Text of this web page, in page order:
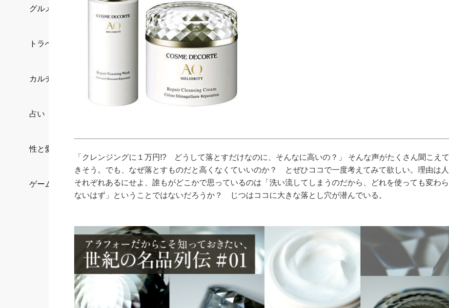
グルメ
トラベル
カルチャー/エンタメ
占い
性と愛
ゲーム
「クレンジングに１万円!? どうして落とすだけなのに、そんなに高いの？」 そんな声がたくさん聞こえて
きそう。でも、なぜ落とすものだと高くなくていいのか？ とぜひココで一度考えてみて欲しい。理由は人
それぞれあるにせよ、誰もがどこかで思っているのは「洗い流してしまうのだから、どれを使っても変わら
ないはず」ということではないだろうか？ じつはココに大きな落とし穴が潜んでいる。